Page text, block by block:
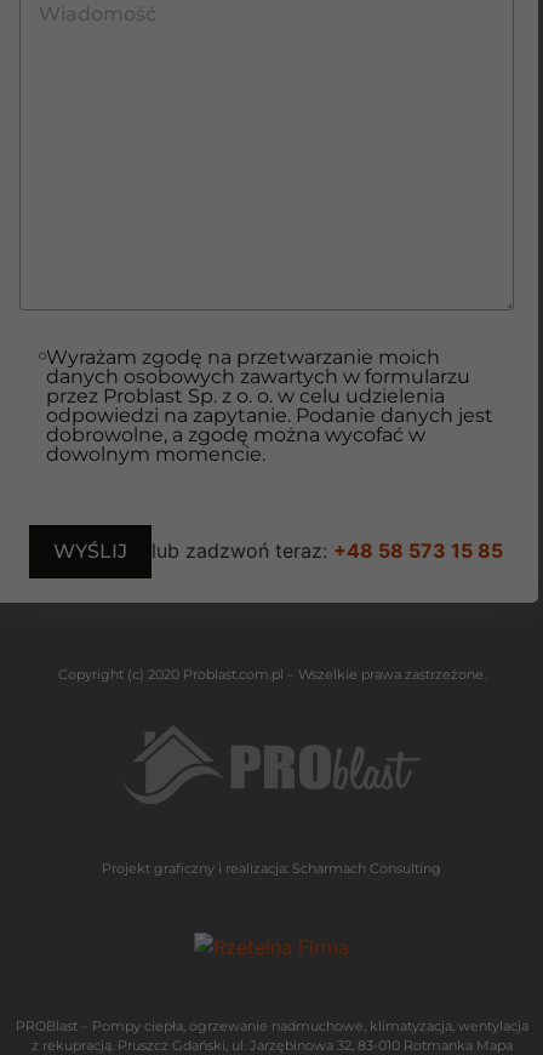
Wyrażam zgodę na przetwarzanie moich
danych osobowych zawartych w formularzu
przez Problast Sp. z o. o. w celu udzielenia
odpowiedzi na zapytanie. Podanie danych jest
dobrowolne, a zgodę można wycofać w
dowolnym momencie.
lub zadzwoń teraz: +48 58 573 15 85
Copyright (c) 2020 Problast.com.pl – Wszelkie prawa zastrzeżone.
Projekt graficzny i realizacja: Scharmach Consulting
PROBlast – Pompy ciepła, ogrzewanie nadmuchowe, klimatyzacja, wentylacja
z rekupracją. Pruszcz Gdański, ul. Jarzębinowa 32, 83-010 Rotmanka Mapa